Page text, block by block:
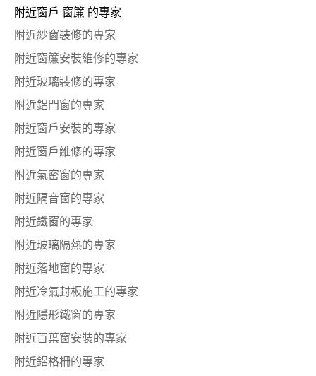
附近窗戶 窗簾 的專家
附近紗窗裝修的專家
附近窗簾安裝維修的專家
附近玻璃裝修的專家
附近鋁門窗的專家
附近窗戶安裝的專家
附近窗戶維修的專家
附近氣密窗的專家
附近隔音窗的專家
附近鐵窗的專家
附近玻璃隔熱的專家
附近落地窗的專家
附近冷氣封板施工的專家
附近隱形鐵窗的專家
附近百葉窗安裝的專家
附近鋁格柵的專家